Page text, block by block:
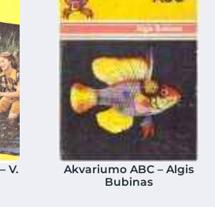
V.
Akvariumo ABC – Algis
Bubinas